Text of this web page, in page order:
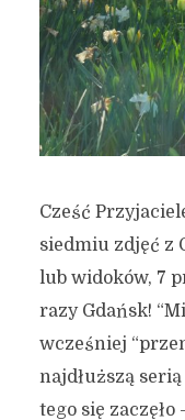
Cześć
siedmiu zdjęć z
lub widoków, 7
razy Gdańsk!
wcześniej
najdłuższą
tego się